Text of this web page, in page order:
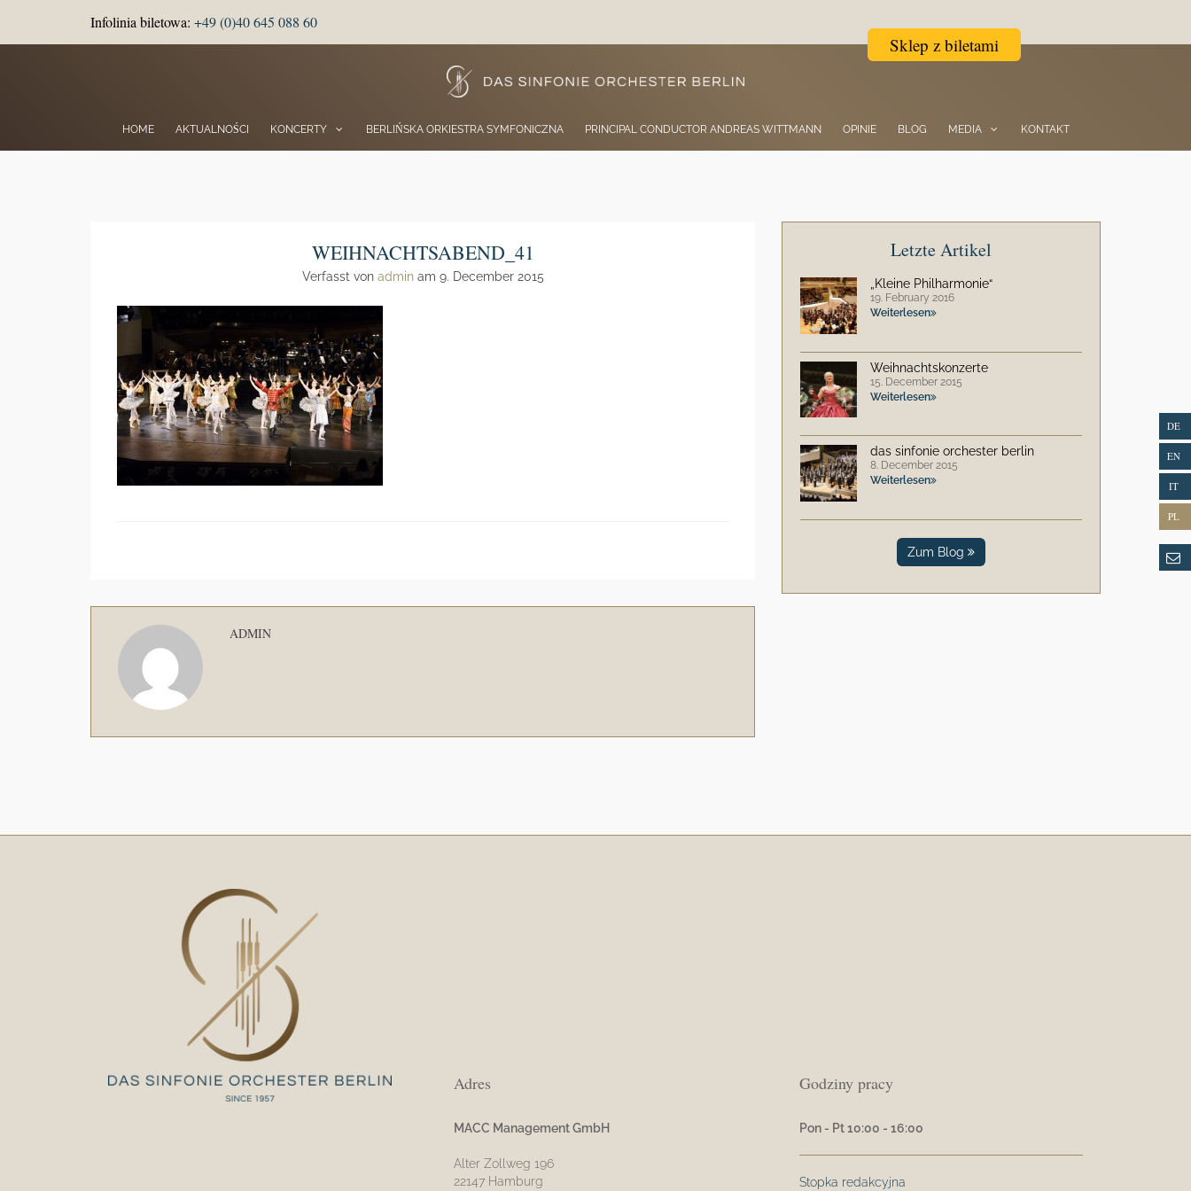
Infolinia biletowa: +49 (0)40 645 088 60
Sklep z biletami
HOME AKTUALNOŚCI KONCERTY BERLIŃSKA ORKIESTRA SYMFONICZNA PRINCIPAL CONDUCTOR ANDREAS WITTMANN OPINIE BLOG MEDIA KONTAKT
WEIHNACHTSABEND_41
Verfasst von adminam 9. December 2015
ADMIN
Letzte Artikel
„Kleine Philharmonie“
19. February 2016
Weiterlesen
Weihnachtskonzerte
15. December 2015
Weiterlesen
das sinfonie orchester berlin
8. December 2015
Weiterlesen
Zum Blog
Adres
MACC Management GmbH
Alter Zollweg 196
22147 Hamburg
Godziny pracy
Pon - Pt 10:00 - 16:00
Stopka redakcyjna
DE
EN
IT
PL